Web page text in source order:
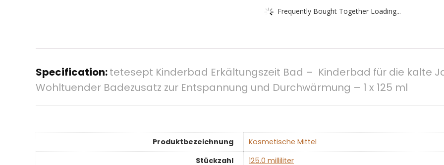
Frequently Bought Together Loading...
Specification:tetesept Kinderbad Erkältungszeit Bad – Kinderbad für die kalte
Wohltuender Badezusatz zur Entspannung und Durchwärmung – 1 x 125 ml
Produktbezeichnung
‎Kosmetische Mittel
Stückzahl
‎125.0 milliliter